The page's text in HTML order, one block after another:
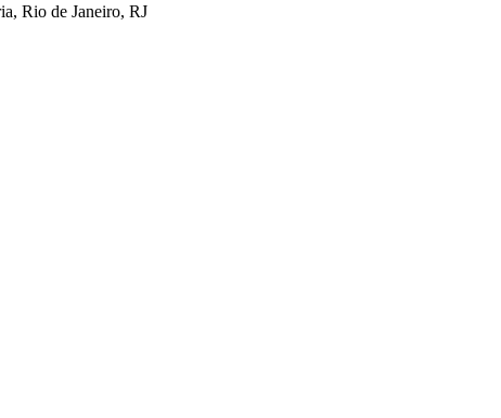
Rio de Janeiro, RJ